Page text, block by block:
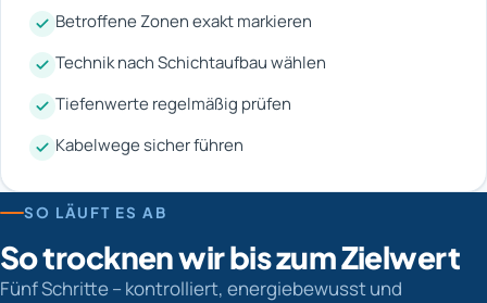
Betroffene Zonen exakt markieren
Technik nach Schichtaufbau wählen
Tiefenwerte regelmäßig prüfen
Kabelwege sicher führen
SO LÄUFT ES AB
So trocknen wir bis zum Zielwert
Fünf Schritte – kontrolliert, energiebewusst und